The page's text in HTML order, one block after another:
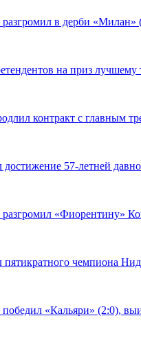
в дерби «Милан»
на приз лучшему
контракт с главным
57-летней
«Фиорентину»
пятикратного чемпиона
«Кальяри» (2:0),